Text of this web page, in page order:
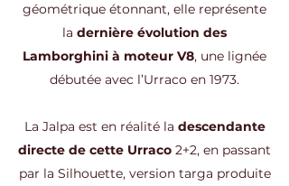
géométrique étonnant, elle représente
la dernière évolution des
Lamborghini à moteur V8, une lignée
débutée avec l’Urraco en 1973.
La Jalpa est en réalité la descendante
directe de cette Urraco 2+2, en passant
par la Silhouette, version targa produite